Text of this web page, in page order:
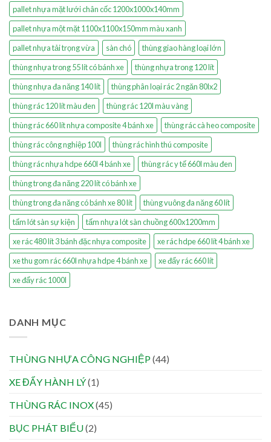
pallet nhựa mặt lưới chân cốc 1200x1000x140mm
pallet nhựa một mặt 1100x1100x150mm màu xanh
pallet nhựa tải trọng vừa
sàn chó
thùng giao hàng loại lớn
thùng nhựa trong 55 lít có bánh xe
thùng nhựa trong 120 lít
thùng nhựa đa năng 140 lít
thùng phân loại rác 2 ngăn 80lx2
thùng rác 120 lít màu đen
thùng rác 120l màu vàng
thùng rác 660 lít nhựa composite 4 bánh xe
thùng rác cà heo composite
thùng rác công nghiệp 100l
thùng rác hình thú composite
thùng rác nhựa hdpe 660l 4 bánh xe
thùng rác y tế 660l màu đen
thùng trong đa năng 220 lít có bánh xe
thùng trong đa năng có bánh xe 80 lít
thùng vuông đa năng 60 lít
tấm lót sàn sự kiện
tấm nhựa lót sàn chuồng 600x1200mm
xe rác 480 lít 3 bánh đặc nhựa composite
xe rác hdpe 660 lít 4 bánh xe
xe thu gom rác 660l nhựa hdpe 4 bánh xe
xe đẩy rác 660 lít
xe đẩy rác 1000l
DANH MỤC
THÙNG NHỰA CÔNG NGHIỆP(44)
XE ĐẨY HÀNH LÝ(1)
THÙNG RÁC INOX(45)
BỤC PHÁT BIỂU(2)